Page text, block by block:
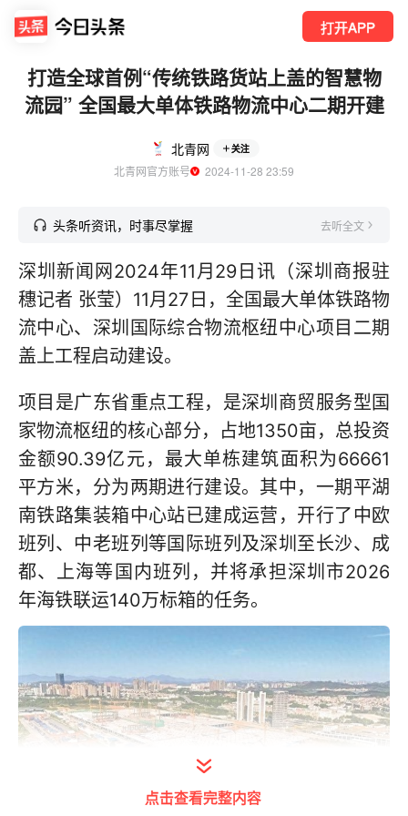
打开APP
打造全球首例“传统铁路货站上盖的智慧物
流园” 全国最大单体铁路物流中心二期开建
北青网 关注
北青网官方账号
  2024-11-28 23:59
头条听资讯，时事尽掌握 去听全文
深圳新闻网2024年11月29日讯（深圳商报驻
穗记者 张莹）11月27日，全国最大单体铁路物
流中心、深圳国际综合物流枢纽中心项目二期
盖上工程启动建设。
项目是广东省重点工程，是深圳商贸服务型国
家物流枢纽的核心部分，占地1350亩，总投资
金额90.39亿元，最大单栋建筑面积为66661
平方米，分为两期进行建设。其中，一期平湖
南铁路集装箱中心站已建成运营，开行了中欧
班列、中老班列等国际班列及深圳至长沙、成
都、上海等国内班列，并将承担深圳市2026
年海铁联运140万标箱的任务。
点击查看完整内容